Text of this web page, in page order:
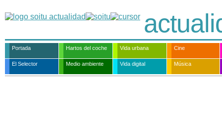
Portada Hartos del coche Vida urbana Cine
El Selector Medio ambiente Vida digital Música